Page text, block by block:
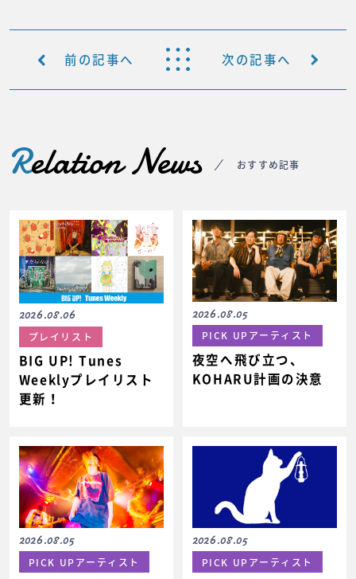
前の記事へ 次の記事へ
Relation News おすすめ記事
2026.08.06
プレイリスト
BIG UP! Tunes
Weeklyプレイリスト
更新！
2026.08.05
PICK UPアーティスト
夜空へ飛び立つ、
KOHARU計画の決意
2026.08.05
PICK UPアーティスト
2026.08.05
PICK UPアーティスト